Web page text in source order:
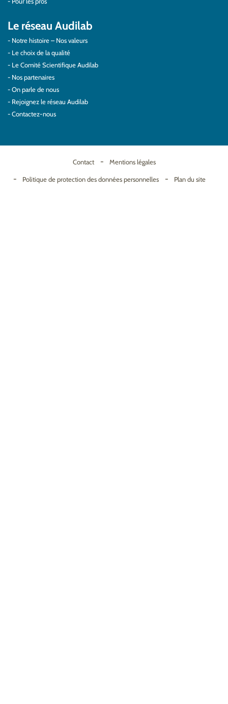
Le réseau Audilab
Notre histoire – Nos valeurs
Le choix de la qualité
Le Comité Scientifique Audilab
Nos partenaires
On parle de nous
Rejoignez le réseau Audilab
Contactez-nous
Contact Mentions légales
Politique de protection des données personnelles Plan du site